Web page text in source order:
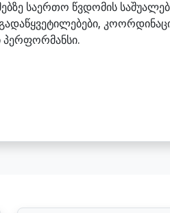
საერთო წვდომის
პერფორმანსი.